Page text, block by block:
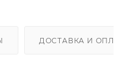
ДОСТАВКА И